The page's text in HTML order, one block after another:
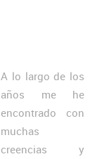
A lo largo de los
años me he
encontrado con
muchas
creencias y